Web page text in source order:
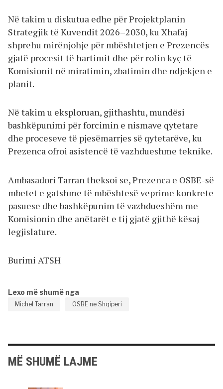
Në takim u diskutua edhe për Projektplanin
Strategjik të Kuvendit 2026–2030, ku Xhafaj
shprehu mirënjohje për mbështetjen e Prezencës
gjatë procesit të hartimit dhe për rolin kyç të
Komisionit në miratimin, zbatimin dhe ndjekjen e
planit.
Në takim u eksploruan, gjithashtu, mundësi
bashkëpunimi për forcimin e nismave qytetare
dhe proceseve të pjesëmarrjes së qytetarëve, ku
Prezenca ofroi asistencë të vazhdueshme teknike.
Ambasadori Tarran theksoi se, Prezenca e OSBE-së
mbetet e gatshme të mbështesë veprime konkrete
pasuese dhe bashkëpunim të vazhdueshëm me
Komisionin dhe anëtarët e tij gjatë gjithë kësaj
legjislature.
Burimi ATSH
Lexo më shumë nga
Michel Tarran OSBE ne Shqiperi
MË SHUMË LAJME